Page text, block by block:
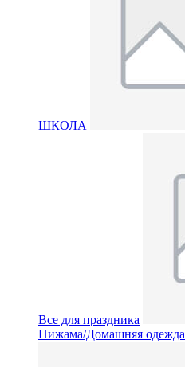
ШКОЛА
Все для праздника
Пижама/Домашняя одежда